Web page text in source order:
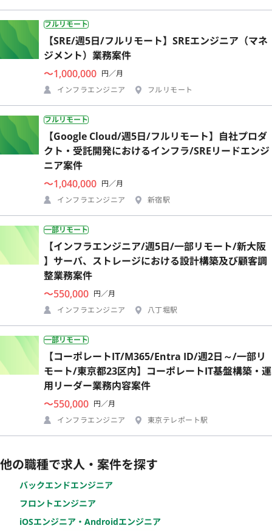
フルリモート
【SRE/週5日/フルリモート】SREエンジニア（マネ
ジメント）業務案件
〜1,000,000 円／月
インフラエンジニア
フルリモート
フルリモート
【Google Cloud/週5日/フルリモート】自社プロダ
クト・受託開発におけるインフラ/SREリードエンジ
ニア案件
〜1,040,000 円／月
インフラエンジニア
新宿駅
一部リモート
【インフラエンジニア/週5日/一部リモート/新大阪
】サーバ、ストレージにおける設計構築及び顧客調
整業務案件
〜550,000 円／月
インフラエンジニア
八丁堀駅
一部リモート
【コーポレートIT/M365/Entra ID/週2日～/一部リ
モート/東京都23区内】コーポレートIT基盤構築・運
用リーダー業務内容案件
〜550,000 円／月
インフラエンジニア
東京テレポート駅
他の職種で求人・案件を探す
バックエンドエンジニア
フロントエンジニア
iOSエンジニア・Androidエンジニア